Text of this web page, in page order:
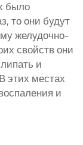
было
то они будут
желудочно-
свойств они
и
этих местах
и